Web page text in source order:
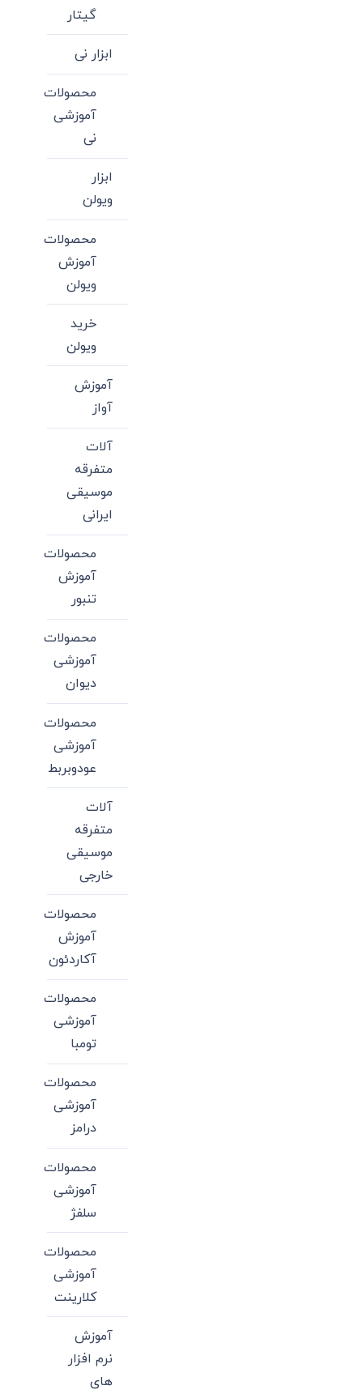
گیتار
ابزار نی
محصولات
آموزشی
نی
ابزار
ویولن
محصولات
آموزش
ویولن
خرید
ویولن
آموزش
آواز
آلات
متفرقه
موسیقی
ایرانی
محصولات
آموزش
تنبور
محصولات
آموزشی
دیوان
محصولات
آموزشی
عودوبربط
آلات
متفرقه
موسیقی
خارجی
محصولات
آموزش
آکاردئون
محصولات
آموزشی
تومبا
محصولات
آموزشی
درامز
محصولات
آموزشی
سلفژ
محصولات
آموزشی
کلارینت
آموزش
نرم افزار
های